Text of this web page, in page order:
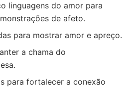
linguagens do amor para
de afeto.
para mostrar amor e apreço.
a chama do
para fortalecer a conexão